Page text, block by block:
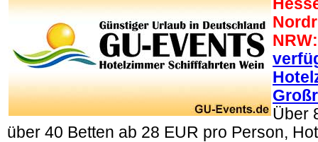
NRW:
Über
über 40 Betten ab 28 EUR pro Person,